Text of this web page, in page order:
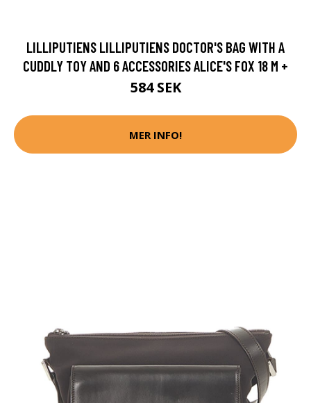
LILLIPUTIENS LILLIPUTIENS DOCTOR'S BAG WITH A
CUDDLY TOY AND 6 ACCESSORIES ALICE'S FOX 18 M +
584 SEK
MER INFO!